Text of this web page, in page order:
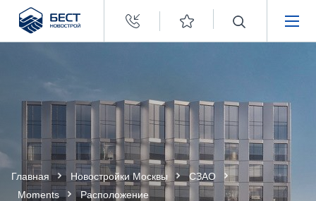
Бест
Новострой
ПОКУПАТЕЛЯМ
ЗАСТРОЙЩИКАМ
О КОМПАНИИ
Главная Новостройки Москвы
СЗАО
Moments
Расположение